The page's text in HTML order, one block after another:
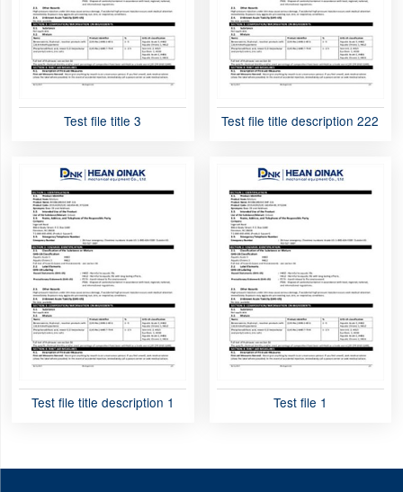
Test file title 3 Test file title description 222
Test file title description 1 Test file 1